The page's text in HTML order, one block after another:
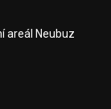
areál Neubuz